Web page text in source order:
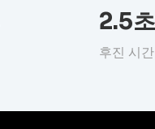
2.5
후진 시간